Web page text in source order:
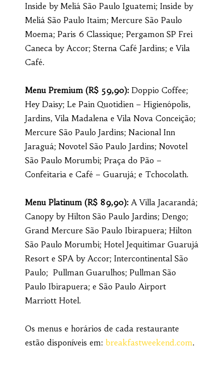
Inside by Meliá São Paulo Iguatemi; Inside by
Meliá São Paulo Itaim; Mercure São Paulo
Moema; Paris 6 Classique; Pergamon SP Frei
Caneca by Accor; Sterna Café Jardins; e Vila
Café.
Menu Premium (R$ 59,90): Doppio Coffee;
Hey Daisy; Le Pain Quotidien – Higienópolis,
Jardins, Vila Madalena e Vila Nova Conceição;
Mercure São Paulo Jardins; Nacional Inn
Jaraguá; Novotel São Paulo Jardins; Novotel
São Paulo Morumbi; Praça do Pão –
Confeitaria e Café – Guarujá; e Tchocolath.
Menu Platinum (R$ 89,90): A Villa Jacarandá;
Canopy by Hilton São Paulo Jardins; Dengo;
Grand Mercure São Paulo Ibirapuera; Hilton
São Paulo Morumbi; Hotel Jequitimar Guarujá
Resort e SPA by Accor; Intercontinental São
Paulo; Pullman Guarulhos; Pullman São
Paulo Ibirapuera; e São Paulo Airport
Marriott Hotel.
Os menus e horários de cada restaurante
estão disponíveis em: breakfastweekend.com.